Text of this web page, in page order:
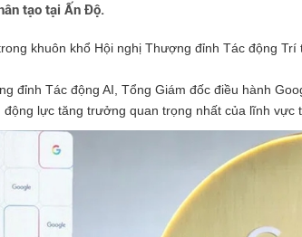
tạo tại Ấn Độ.
khuôn khổ Hội nghị Thượng đỉnh Tác động
đỉnh Tác động AI, Tổng Giám đốc điều hành
lực tăng trưởng quan trọng nhất của lĩnh vực